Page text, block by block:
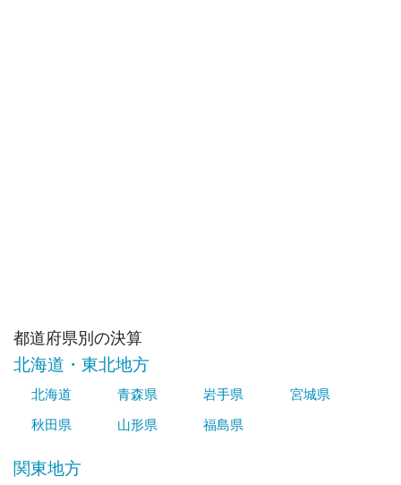
都道府県別の決算
北海道・東北地方
北海道 青森県 岩手県
宮城県
秋田県
山形県 福島県
関東地方